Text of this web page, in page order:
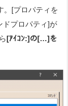
。[プロパティを
プロパティ]が
[ｱｲｺﾝ:]の[…]を